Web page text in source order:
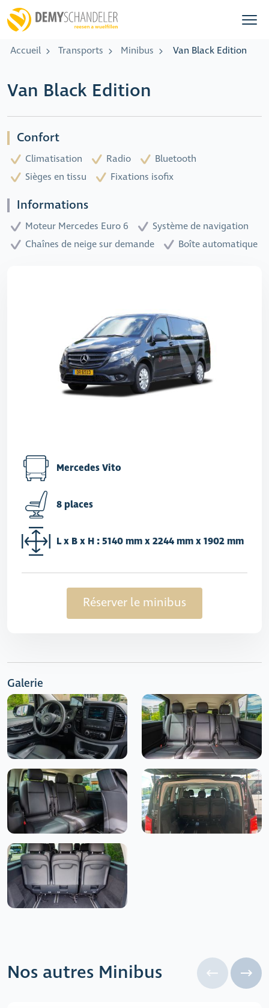
Accueil Transports Minibus Van Black Edition
Van Black Edition
Confort
Climatisation Radio
Bluetooth
Sièges en tissu
Fixations isofix
Informations
Moteur Mercedes Euro 6
Système de navigation
Chaînes de neige sur demande
Boîte automatique
Mercedes Vito
8 places
L x B x H : 5140 mm x 2244 mm x 1902 mm
Réserver le minibus
Galerie
Nos autres Minibus